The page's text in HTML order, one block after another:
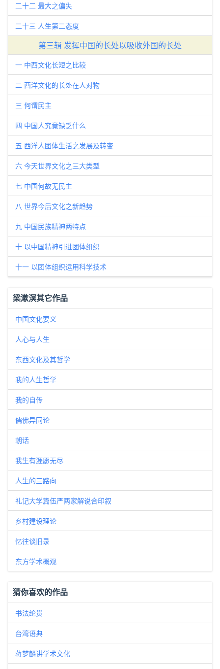
二十二 最大之偏失
二十三 人生第二态度
第三辑 发挥中国的长处以吸收外国的长处
一 中西文化长短之比较
二 西洋文化的长处在人对物
三 何谓民主
四 中国人究竟缺乏什么
五 西洋人团体生活之发展及转变
六 今天世界文化之三大类型
七 中国何故无民主
八 世界今后文化之新趋势
九 中国民族精神两特点
十 以中国精神引进团体组织
十一 以团体组织运用科学技术
梁漱溟其它作品
中国文化要义
人心与人生
东西文化及其哲学
我的人生哲学
我的自传
儒佛异同论
朝话
我生有涯愿无尽
人生的三路向
礼记大学篇伍严两家解说合印叙
乡村建设理论
忆往谈旧录
东方学术概观
猜你喜欢的作品
书法纶贯
台湾语典
蒋梦麟讲学术文化